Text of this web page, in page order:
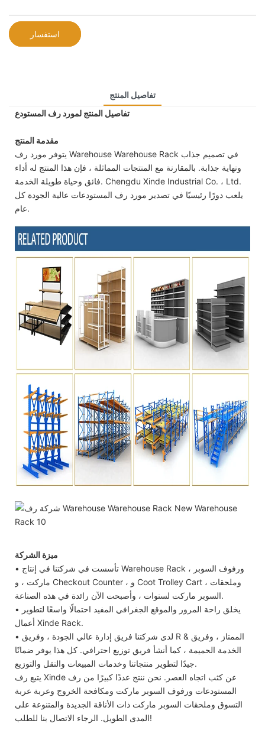
استفسار
تفاصيل المنتج
تفاصيل المنتج لمورد رف المستودع
مقدمة المنتج
يتوفر مورد رف Warehouse Warehouse Rack في تصميم جذاب
ونهاية جذابة. بالمقارنة مع المنتجات المماثلة ، فإن هذا المنتج له أداء
فائق وحياة طويلة الخدمة. Chengdu Xinde Industrial Co. ، Ltd.
يلعب دورًا رئيسيًا في تصدير مورد رف المستودعات عالية الجودة كل
عام.
ميزة الشركة
• تأسست في شركتنا في إنتاج Warehouse Rack ، ورفوف السوبر
ماركت ، و Checkout Counter ، و Coot Trolley Cart ، وملحقات
السوبر ماركت لسنوات ، وأصبحت الآن رائدة في هذه الصناعة.
• يخلق راحة المرور والموقع الجغرافي المفيد احتمالًا واسعًا لتطوير
أعمال Xinde Rack.
• لدى شركتنا فريق إدارة عالي الجودة ، وفريق R & الممتاز ، وفريق
الخدمة الحميمة ، كما أنشأ فريق توزيع احترافي. كل هذا يوفر ضمانًا
جيدًا لتطوير منتجاتنا وخدمات المبيعات والنقل والتوزيع.
يتبع رف Xinde عن كثب اتجاه العصر. نحن ننتج عددًا كبيرًا من رف
المستودعات ورفوف السوبر ماركت ومكافحة الخروج وعربة عربة
التسوق وملحقات السوبر ماركت ذات الأناقة الجديدة والمتنوعة على
المدى الطويل. الرجاء الاتصال بنا للطلب!